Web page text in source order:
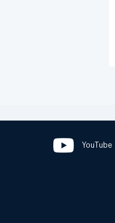
YouTube